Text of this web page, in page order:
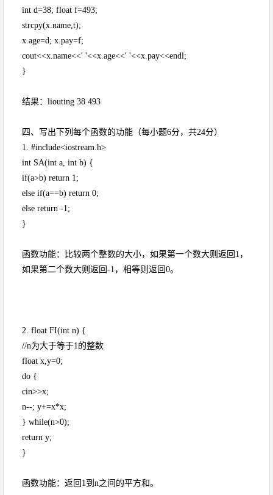
int d=38; float f=493;
strcpy(x.name,t);
x.age=d; x.pay=f;
cout<<x.name<<' '<<x.age<<' '<<x.pay<<endl;
}
结果：liouting 38 493
四、写出下列每个函数的功能（每小题6分，共24分）
1. #include<iostream.h>
int SA(int a, int b) {
if(a>b) return 1;
else if(a==b) return 0;
else return -1;
}
函数功能：比较两个整数的大小，如果第一个数大则返回1，
如果第二个数大则返回-1，相等则返回0。
2. float FI(int n) {
//n为大于等于1的整数
float x,y=0;
do {
cin>>x;
n--; y+=x*x;
} while(n>0);
return y;
}
函数功能：返回1到n之间的平方和。